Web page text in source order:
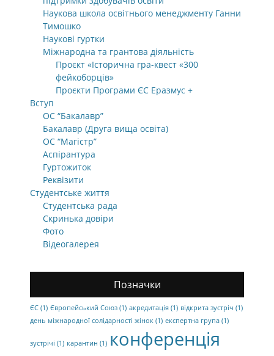
Наукова школа освітнього менеджменту Ганни
Тимошко
Наукові гуртки
Міжнародна та грантова діяльність
Проєкт «Історична гра-квест «300
фейкоборців»
Проєкти Програми ЄС Еразмус +
Вступ
ОС “Бакалавр”
Бакалавр (Друга вища освіта)
ОС “Магістр”
Аспірантура
Гуртожиток
Реквізити
Студентське життя
Студентська рада
Скринька довіри
Фото
Відеогалерея
Позначки
ЄС (1) Європейський Союз (1) акредитація (1) відкрита зустріч (1)
день міжнародної солідарності жінок (1) експертна група (1)
зустрічі (1) карантин (1) конференція